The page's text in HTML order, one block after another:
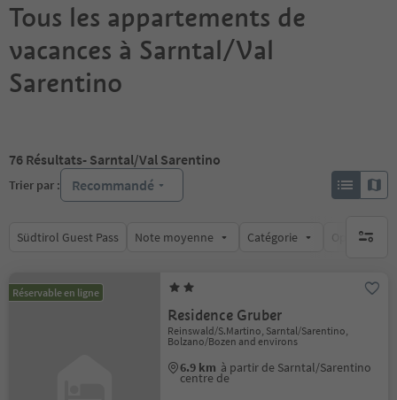
Tous les appartements de
vacances à Sarntal/Val
Sarentino
76 Résultats- Sarntal/Val Sarentino
Trier par : Recommandé
Südtirol Guest Pass Note moyenne Catégorie Options de
aucun
Réservable en ligne
Residence Gruber
Reinswald/S.Martino, Sarntal/Sarentino,
Bolzano/Bozen and environs
6.9 km à partir de Sarntal/Sarentino
centre de